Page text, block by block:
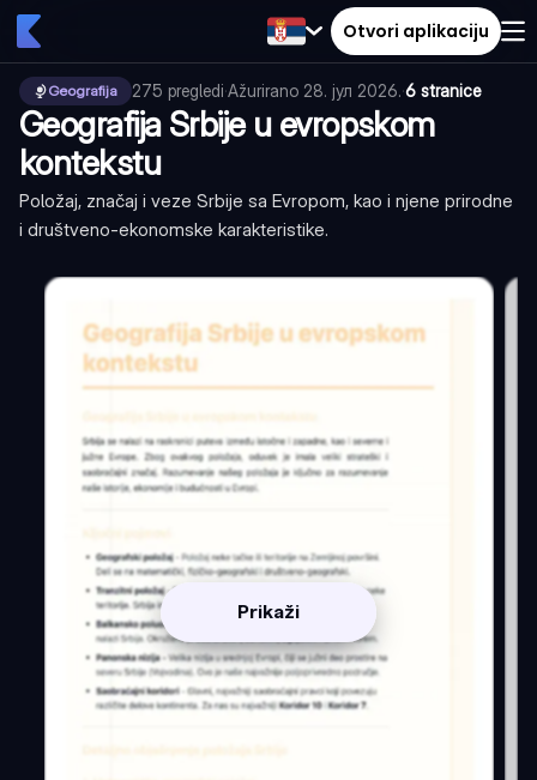
Otvori aplikaciju
Geografija 275 pregledi·Ažurirano 28. јул 2026.·6 stranice
Geografija Srbije u evropskom
kontekstu
Položaj, značaj i veze Srbije sa Evropom, kao i njene prirodne
i društveno-ekonomske karakteristike.
Prikaži